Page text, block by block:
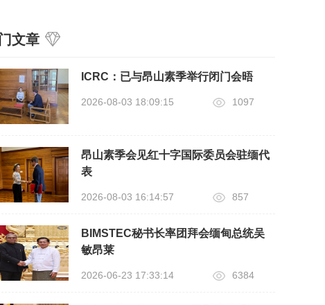
文章
ICRC：已与昂山素季举行闭门会晤
2026-08-03 18:09:15 1097
昂山素季会见红十字国际委员会驻缅代
表
2026-08-03 16:14:57 857
BIMSTEC秘书长率团拜会缅甸总统吴
敏昂莱
2026-06-23 17:33:14 6384